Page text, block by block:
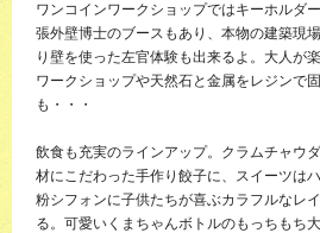
ワンコインワークショップではキーホルダ
張外壁博士のブースもあり、本物の建築現
り壁を使った左官体験も出来るよ。大人が
ワークショップや天然石と金属をレジンで
も・・・
飲食も充実のラインアップ。クラムチャウ
材にこだわった手作り餃子に、スイーツは
粉シフォンに子供たちが喜ぶカラフルなレ
る。可愛いくまちゃんボトルのもっちもち